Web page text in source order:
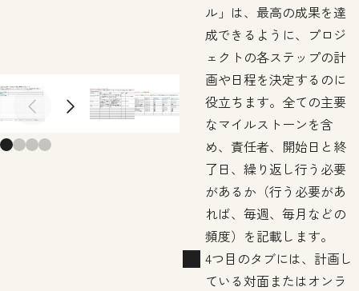
Previous slide
Next slide
ル」は、最高の成果を達
成できるように、プロジ
ェクトの各ステップの計
画や日程を決定するのに
役立ちます。全ての主要
なマイルストーンを含
め、責任者、開始日と終
了日、繰り返し行う必要
があるか（行う必要があ
れば、毎週、毎月などの
頻度）を記載します。
4つ目のタブには、計画し
ている対面またはオンラ